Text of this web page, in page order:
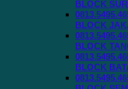
BLOCK
BLOCK
BLOCK
BLOCK